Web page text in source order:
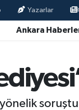
Yazarlar
Ankara